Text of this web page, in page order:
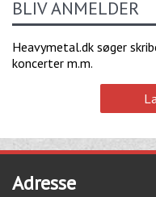
BLIV ANMELDER
Heavymetal.dk søger
koncerter m.m.
Adresse